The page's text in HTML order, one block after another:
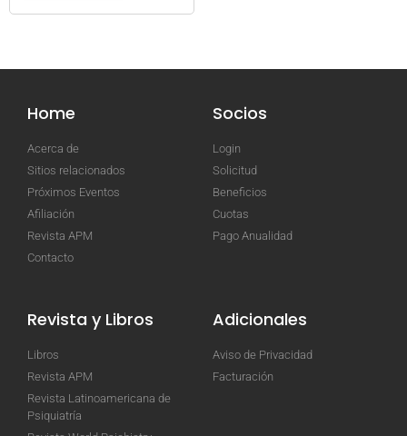
Home
Acerca de
Sitios relacionados
Próximos Eventos
Afiliación
Revista APM
Contacto
Socios
Login
Solicitud
Beneficios
Cuotas
Pago Anualidad
Revista y Libros
Libros
Revista APM
Revista Latinoamericana de
Psiquiatría
Adicionales
Aviso de Privacidad
Facturación